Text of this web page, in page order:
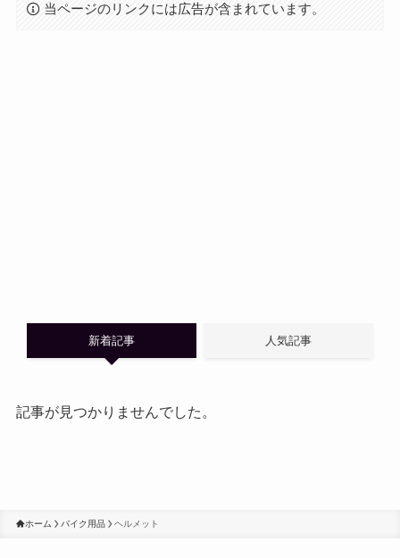
当ページのリンクには広告が含まれています。
新着記事 人気記事
記事が見つかりませんでした。
ホーム バイク用品 ヘルメット